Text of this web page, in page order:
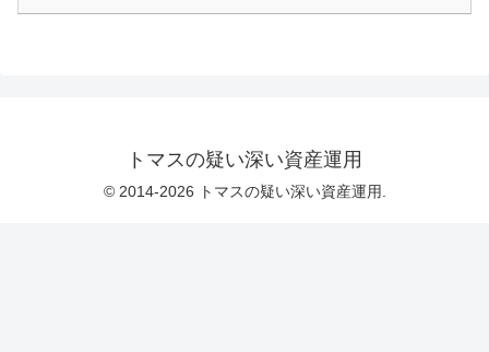
トマスの疑い深い資産運用
© 2014-2026 トマスの疑い深い資産運用.